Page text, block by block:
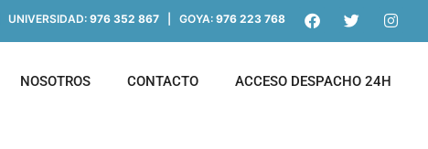
UNIVERSIDAD:976 352 867 | GOYA:976 223 768
NOSOTROS CONTACTO ACCESO DESPACHO 24H